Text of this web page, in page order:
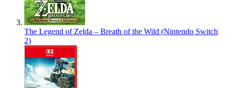
The Legend of Zelda – Breath of the Wild (Nintendo Switch
2)